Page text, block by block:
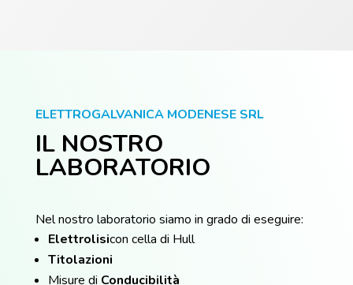
ELETTROGALVANICA MODENESE SRL
IL NOSTRO
LABORATORIO
Nel nostro laboratorio siamo in grado di eseguire:
Elettrolisicon cella di Hull
Titolazioni
Misure di Conducibilità